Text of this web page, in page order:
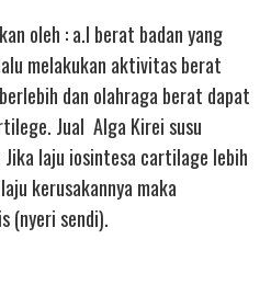
oleh : a.l berat badan yang
melakukan aktivitas berat
dan olahraga berat dapat
Jual Alga Kirei susu
laju iosintesa cartilage lebih
kerusakannya maka
(nyeri sendi).